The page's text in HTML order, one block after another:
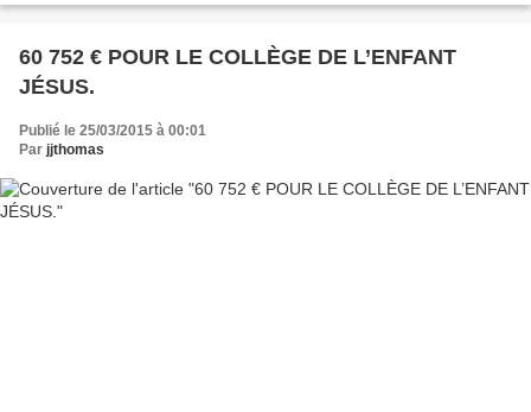
60 752 € POUR LE COLLÈGE DE L’ENFANT
JÉSUS.
Publié le 25/03/2015 à 00:01
Par jjthomas